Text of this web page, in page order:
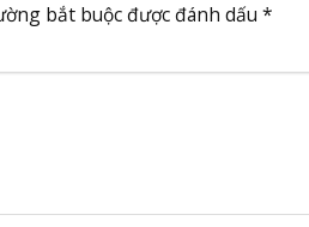
bắt buộc được đánh dấu *